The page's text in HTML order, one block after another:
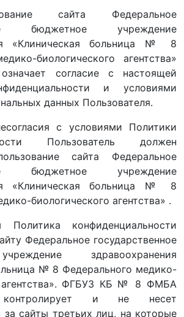
сайта Федеральное
бюджетное учреждение
«Клиническая больница № 8
биологического агентства»
согласие с настоящей
и условиями
данных Пользователя.
с условиями Политики
Пользователь должен
сайта Федеральное
бюджетное учреждение
«Клиническая больница № 8
биологического агентства» .
конфиденциальности
Федеральное государственное
здравоохранения
№ 8 Федерального медико-
агентства». ФГБУЗ КБ № 8 ФМБА
и не несет
за сайты третьих лиц, на которые